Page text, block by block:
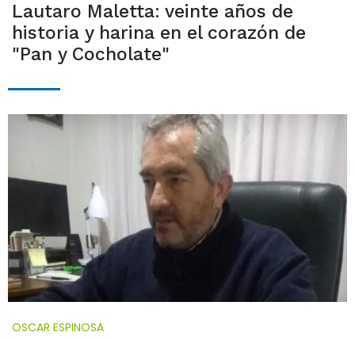
Lautaro Maletta: veinte años de
historia y harina en el corazón de
"Pan y Cocholate"
OSCAR ESPINOSA